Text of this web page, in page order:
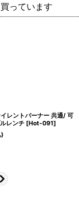
っています
レントバーナー 共通/ 可
レンチ [Hot-091]